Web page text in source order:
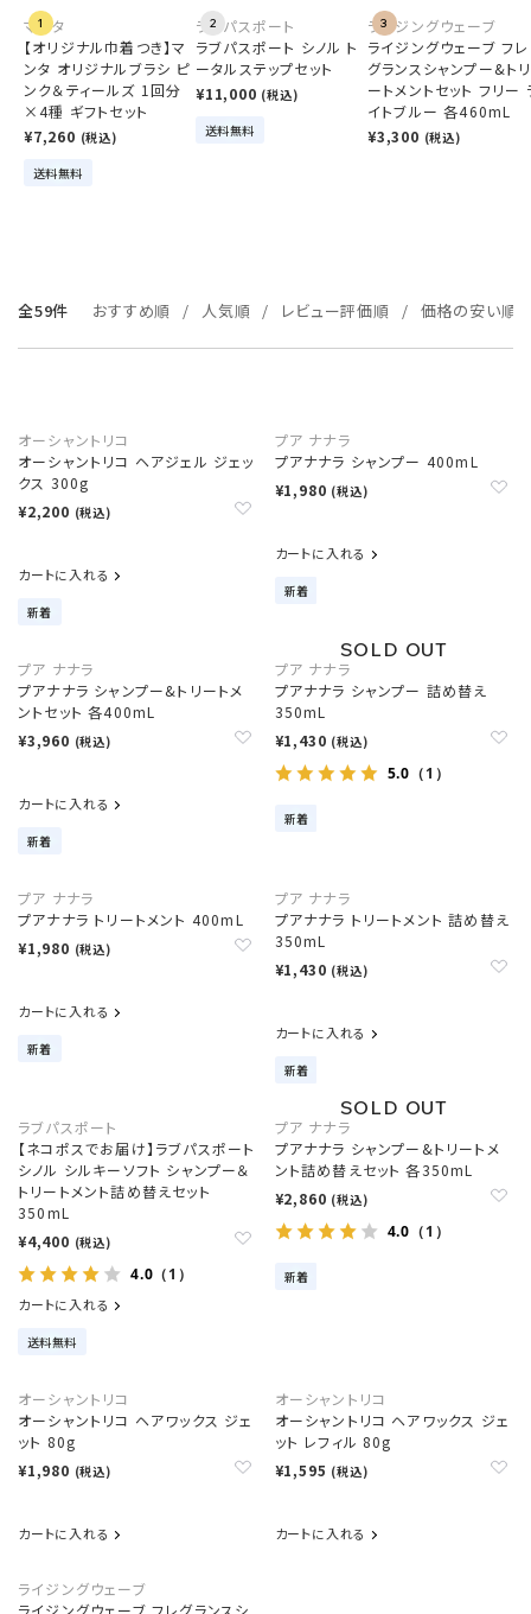
1
マンタ
【オリジナル巾着つき】マ
ンタ オリジナルブラシ ピ
ンク＆ティールズ 1回分
×4種 ギフトセット
¥7,260 (税込)
送料無料
2
ラブパスポート
ラブパスポート シノル ト
ータルステップセット
¥11,000 (税込)
送料無料
3
ライジングウェーブ
ライジングウェーブ フレ
グランスシャンプー&トリ
ートメントセット フリー
イトブルー 各460mL
¥3,300 (税込)
全59件 おすすめ順 人気順 レビュー評価順 価格の安い順
オーシャントリコ
オーシャントリコ ヘアジェル ジェッ
クス 300g
¥2,200 (税込)
カートに入れる
新着
プア ナナラ
プアナナラ シャンプー 400mL
¥1,980 (税込)
カートに入れる
新着
プア ナナラ
プアナナラ シャンプー&トリートメ
ントセット 各400mL
¥3,960 (税込)
カートに入れる
新着
プア ナナラ
プアナナラ シャンプー 詰め替え
350mL
¥1,430 (税込)
5.0 （1）
新着
プア ナナラ
プアナナラ トリートメント 400mL
¥1,980 (税込)
カートに入れる
新着
プア ナナラ
プアナナラ トリートメント 詰め替え
350mL
¥1,430 (税込)
カートに入れる
新着
ラブパスポート
【ネコポスでお届け】ラブパスポート
シノル シルキーソフト シャンプー＆
トリートメント詰め替えセット
350mL
¥4,400 (税込)
4.0 （1）
カートに入れる
送料無料
プア ナナラ
プアナナラ シャンプー&トリートメ
ント詰め替えセット 各350mL
¥2,860 (税込)
4.0 （1）
新着
オーシャントリコ
オーシャントリコ ヘアワックス ジェ
ット 80g
¥1,980 (税込)
カートに入れる
オーシャントリコ
オーシャントリコ ヘアワックス ジェ
ット レフィル 80g
¥1,595 (税込)
カートに入れる
ライジングウェーブ
ライジングウェーブ フレグランスシ